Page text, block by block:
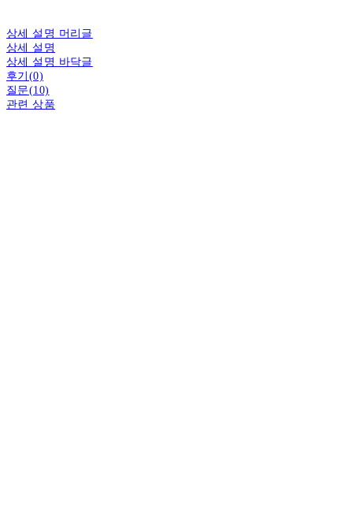
상세 설명 머리글
상세 설명
상세 설명 바닥글
후기(0)
질문(10)
관련 상품